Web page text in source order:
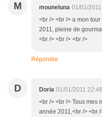
M mouneluna 01/01/
<br /> <br /> a mon
2011, pleine de
<br /> <br /> <br />
Répondre
D Doria 01/01/2011 22:46
<br /> <br /> Tous mes
année 2011,<br /> <br